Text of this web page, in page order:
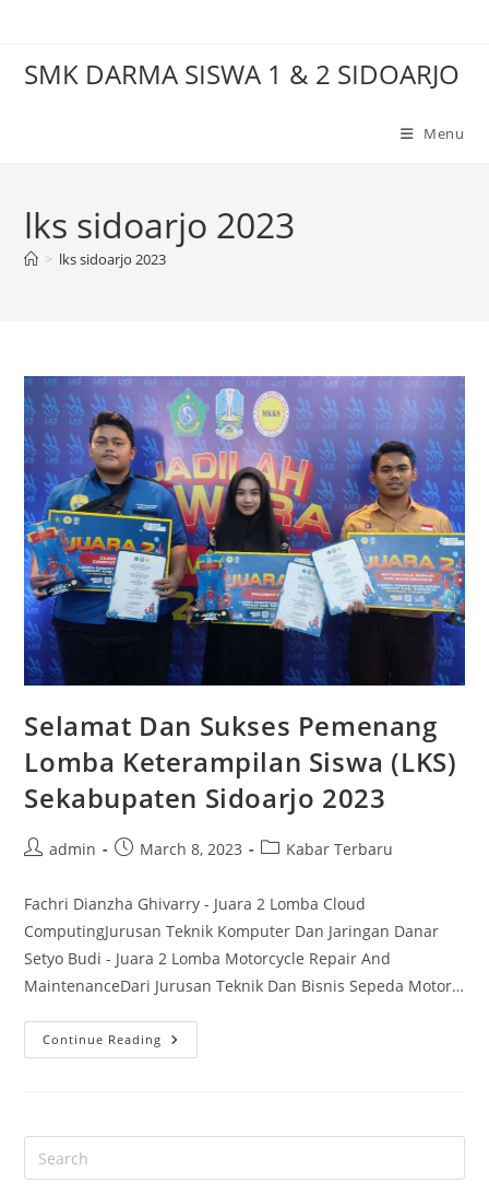
contentSMK DARMA SISWA 1 & 2 SIDOARJO
Menu
lks sidoarjo 2023
> lks sidoarjo 2023
Selamat Dan Sukses Pemenang
Lomba Keterampilan Siswa (LKS)
Sekabupaten Sidoarjo 2023
Postadmin
PostMarch 8, 2023
PostKabar Terbaru
Fachri Dianzha Ghivarry - Juara 2 Lomba Cloud
ComputingJurusan Teknik Komputer Dan Jaringan Danar
Setyo Budi - Juara 2 Lomba Motorcycle Repair And
MaintenanceDari Jurusan Teknik Dan Bisnis Sepeda Motor…
Continue Reading Selamat
Dan
Siswa
Sidoarjo